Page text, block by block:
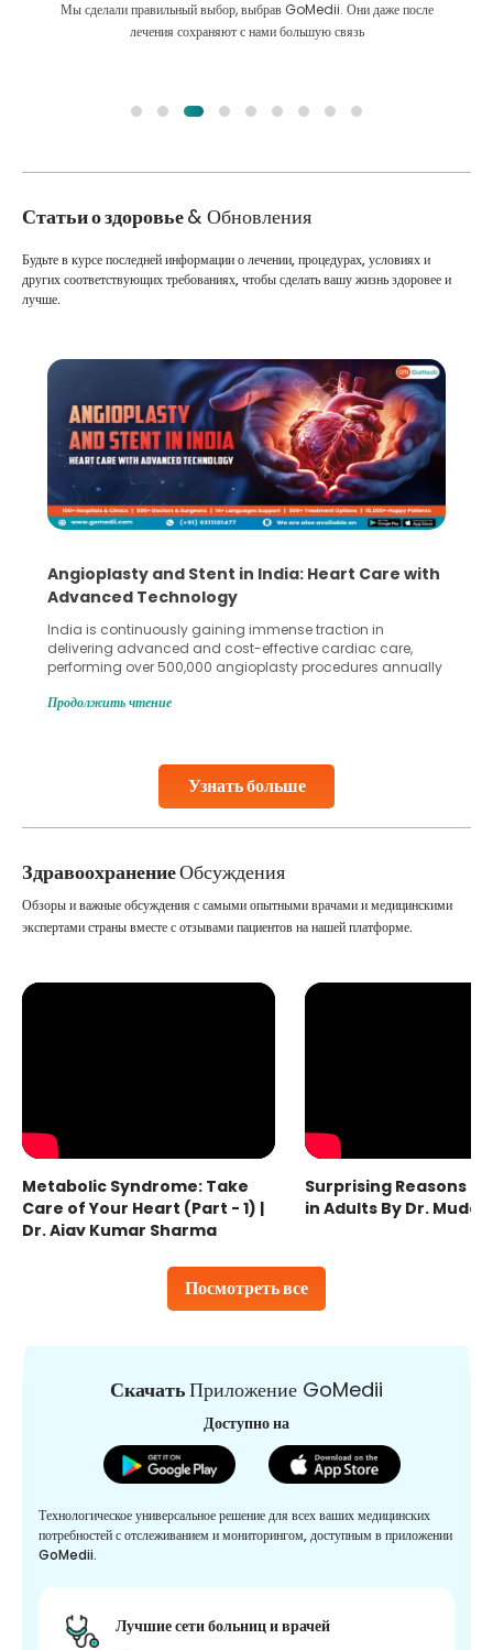
Мы сделали правильный выбор, выбрав GoMedii. Они даже после
лечения сохраняют с нами большую связь
Статьи о здоровье& Обновления
Узнать больше
Будьте в курсе последней информации о лечении, процедурах, условиях и
других соответствующих требованиях, чтобы сделать вашу жизнь здоровее и
лучше.
5 Essential Steps for Effective Human Sperm
Collection and Processing Methods
Human sperm collection and processing are critical steps
in advanced reproductive techniques like In Vitro
Fertilization (IVF) and intrauterine insemination (IUI). These
challenges and help couples achieve their dream of
collected, they process the
Продолжить чтение
ЗдравоохранениеОбсуждения
Посмотреть все
Обзоры и важные обсуждения с самыми опытными врачами и медицинскими
экспертами страны вместе с отзывами пациентов на нашей платформе.
Metabolic Syndrome: Take
Care of Your Heart (Part - 1) |
Dr. Ajay Kumar Sharma
Surprising Reasons
in Adults By Dr.
СкачатьПриложение GoMedii
Доступно на
Технологическое универсальное решение для всех ваших медицинских
потребностей с отслеживанием и мониторингом, доступным в приложении
GoMedii.
Лучшие сети больниц и врачей